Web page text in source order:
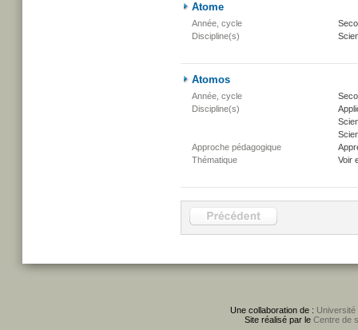
Atome
Année, cycle
Discipline(s)
Atomos
Année, cycle
Discipline(s)
Approche pédagogique
Thématique
Voir
Une collaboration de : Université
Site réalisé par le Centre de